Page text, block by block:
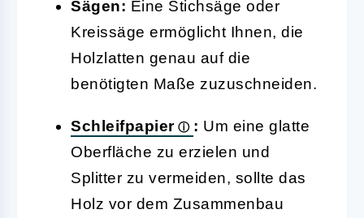
Sägen: Eine Stichsäge oder
Kreissäge ermöglicht Ihnen, die
Holzlatten genau auf die
benötigten Maße zuzuschneiden.
Schleifpapier : Um eine glatte
Oberfläche zu erzielen und
Splitter zu vermeiden, sollte das
Holz vor dem Zusammenbau